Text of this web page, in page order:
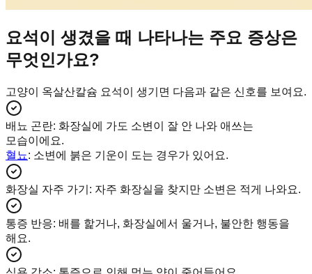
요석이 생겼을 때 나타나는 주요 증상은
무엇인가요?
고양이 옥살산칼슘 요석이 생기면 다음과 같은 신호를 보여요.
배뇨 곤란: 화장실에 가도 소변이 잘 안 나와 애쓰는
모습이에요.
혈뇨: 소변에 붉은 기운이 도는 경우가 있어요.
화장실 자주 가기 : 자주 화장실을 찾지만 소변은 적게 나와요.
통증 반응: 배를 핥거나, 화장실에서 울거나, 불안한 행동을
해요.